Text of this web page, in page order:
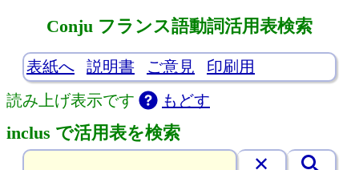
Conju フランス語動詞活用表検索
表紙へ 説明書 ご意見
印刷用
読み上げ表示です
もどす
inclus で活用表を検索